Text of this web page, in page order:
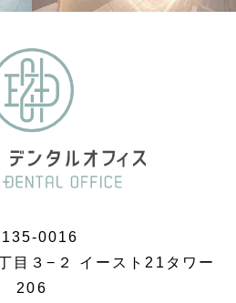
135-0016
目３−２ イースト21タワー
206